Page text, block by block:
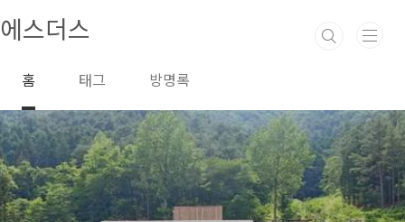
에스더스
홈 태그 방명록